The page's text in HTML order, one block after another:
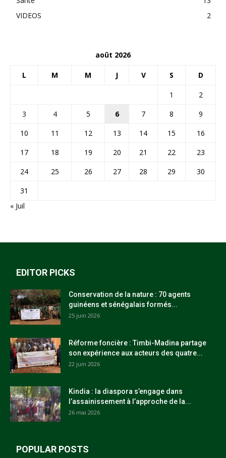
VIDEOS
2
août 2026
L M M J V S D
1
2
3
4 5 6 7 8
9
10
11 12 13 14 15
16
17
18 19 20 21 22
23
24
25 26 27 28 29
30
31
« Juil
EDITOR PICKS
Conservation de la nature : 70 agents
guinéens et sénégalais formés...
25 juin 2026
Réforme foncière : Timbi-Madina partage
son expérience aux acteurs des quatre...
22 juin 2026
Kindia : la diaspora s’engage dans
l’assainissement à l’approche de la...
26 mai 2026
POPULAR POSTS